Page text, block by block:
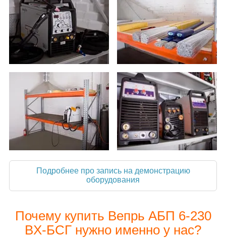
Подробнее про запись на демонстрацию
оборудования
Почему купить Вепрь АБП 6-230
ВX-БСГ нужно именно у нас?